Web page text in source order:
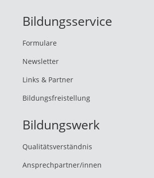
Bildungsservice
Formulare
Newsletter
Links & Partner
Bildungsfreistellung
Bildungswerk
Qualitätsverständnis
Ansprechpartner/innen